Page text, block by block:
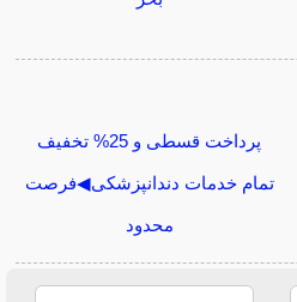
پرداخت قسطی و 25% تخفیف
تمام خدمات دندانپزشکی◀فرصت
محدود